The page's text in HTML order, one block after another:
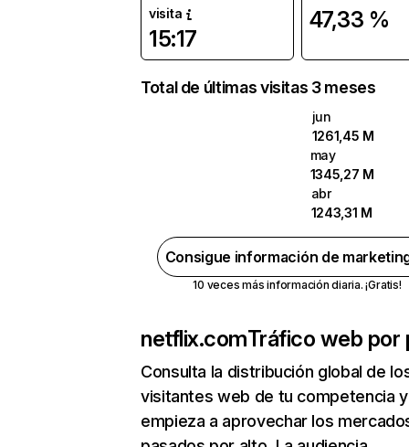
visita
15:17
47,33 %
Total de últimas visitas 3 meses
jun
1261,45 M
may
1345,27 M
abr
1243,31 M
Consigue información de
10 veces más información diaria. ¡Gratis!
netflix.comTráfico web por
Consulta la distribución global de
visitantes web de tu competencia y
empieza a aprovechar los